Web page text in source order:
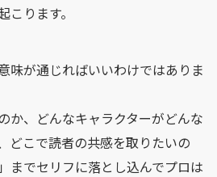
こります。
味が通じればいいわけではありま
か、どんなキャラクターがどんな
どこで読者の共感を取りたいの
までセリフに落とし込んでプロは